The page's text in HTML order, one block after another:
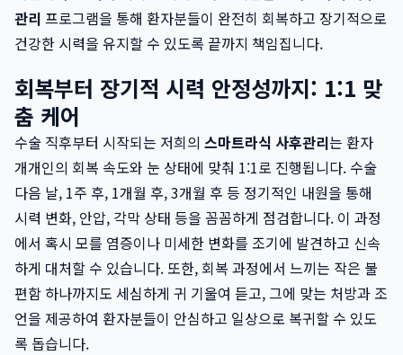
관리 프로그램을 통해 환자분들이 완전히 회복하고 장기적으로
건강한 시력을 유지할 수 있도록 끝까지 책임집니다.
회복부터 장기적 시력 안정성까지: 1:1 맞
춤 케어
수술 직후부터 시작되는 저희의 스마트라식 사후관리는 환자
개개인의 회복 속도와 눈 상태에 맞춰 1:1로 진행됩니다. 수술
다음 날, 1주 후, 1개월 후, 3개월 후 등 정기적인 내원을 통해
시력 변화, 안압, 각막 상태 등을 꼼꼼하게 점검합니다. 이 과정
에서 혹시 모를 염증이나 미세한 변화를 조기에 발견하고 신속
하게 대처할 수 있습니다. 또한, 회복 과정에서 느끼는 작은 불
편함 하나까지도 세심하게 귀 기울여 듣고, 그에 맞는 처방과 조
언을 제공하여 환자분들이 안심하고 일상으로 복귀할 수 있도
록 돕습니다.